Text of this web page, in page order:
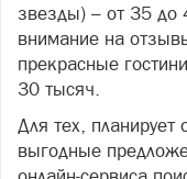
звезды) – от 35 до
внимание на
прекрасные
30 тысяч.
Для тех, планирует
выгодные